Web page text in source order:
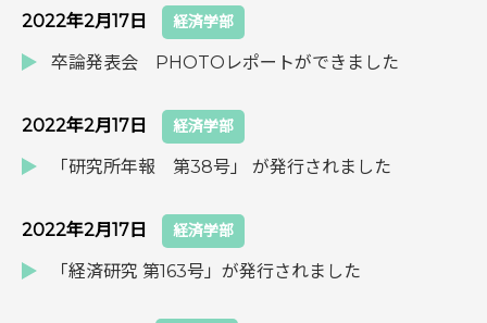
2022年2月17日 経済学部
卒論発表会 PHOTOレポートができました
2022年2月17日 経済学部
「研究所年報 第38号」 が発行されました
2022年2月17日 経済学部
「経済研究 第163号」が発行されました